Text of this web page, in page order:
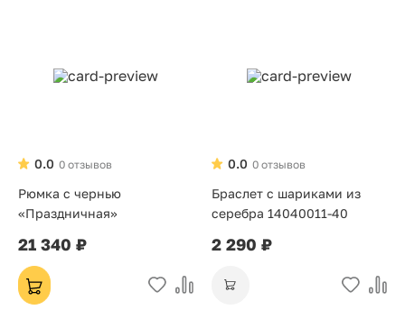
0 отзывов
0.0
Рюмка с чернью
«Праздничная»
21 340 ₽
0 отзывов
0.0
Браслет с шариками из
серебра 14040011-40
2 290 ₽